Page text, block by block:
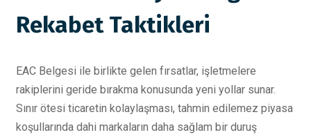
Rekabet Taktikleri
EAC Belgesi ile birlikte gelen fırsatlar, işletmelere
rakiplerini geride bırakma konusunda yeni yollar sunar.
Sınır ötesi ticaretin kolaylaşması, tahmin edilemez piyasa
koşullarında dahi markaların daha sağlam bir duruş